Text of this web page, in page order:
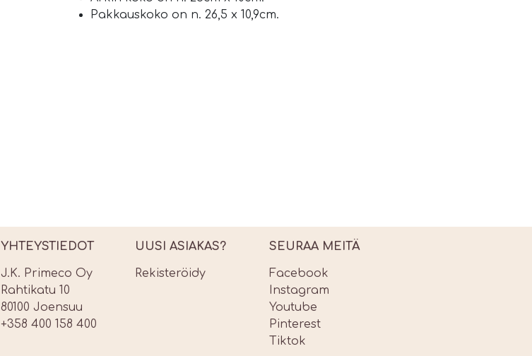
Pakkauskoko on n. 26,5 x 10,9cm.
YHTEYSTIEDOT
J.K. Primeco Oy
Rahtikatu 10
80100 Joensuu
+358 400 158 400
UUSI ASIAKAS?
Rekisteröidy
SEURAA MEITÄ
Facebook
Instagram
Youtube
Pinterest
Tiktok